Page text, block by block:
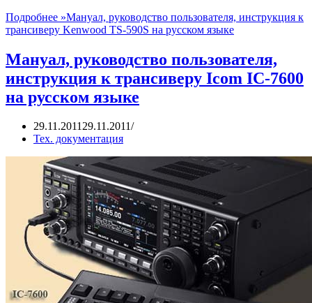
Подробнее »Мануал, руководство пользователя, инструкция к
трансиверу Kenwood TS-590S на русском языке
Мануал, руководство пользователя,
инструкция к трансиверу Icom IC-7600
на русском языке
29.11.201129.11.2011
Тех. документация